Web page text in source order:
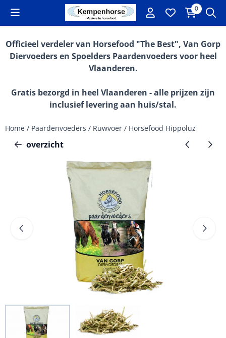
Cookievoorkeuren zijn momenteel gesloten. 0
Officieel verdeler van Horsefood "The Best", Van Gorp
Diervoeders en Spoelders Paardenvoeders voor heel
Vlaanderen.
Gratis bezorgd in heel Vlaanderen - alle prijzen zijn
inclusief levering aan huis/stal.
Home / Paardenvoeders / Ruwvoer / Horsefood Hippoluz
overzicht